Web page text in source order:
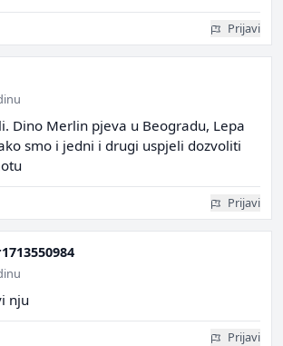
Prijavi
Dino Merlin pjeva u Beogradu, Lepa
smo i jedni i drugi uspjeli dozvoliti
Prijavi
nju
Prijavi